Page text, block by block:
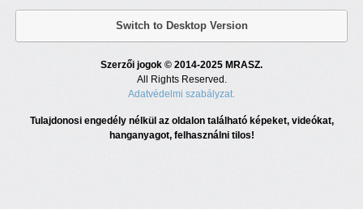
Switch to Desktop Version
Szerzői jogok © 2014-2025 MRASZ.
All Rights Reserved.
Adatvédelmi szabályzat.
Tulajdonosi engedély nélkül az oldalon található képeket, videókat,
hanganyagot, felhasználni tilos!